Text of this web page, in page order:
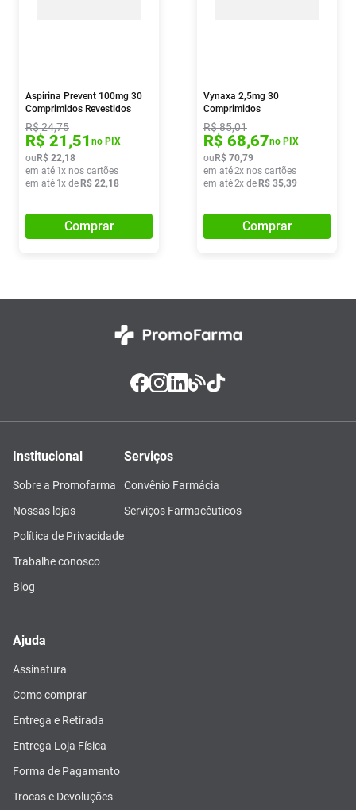
Aspirina Prevent 100mg 30
Comprimidos Revestidos
R$24,75
R$ 21,51 no PIX
ou R$ 22,18
em até 1x nos cartões
em até 1x de R$ 22,18
Comprar
Vynaxa 2,5mg 30
Comprimidos
R$85,01
R$ 68,67no PIX
ou R$ 70,79
em até2x nos cartões
em até2x de R$ 35,39
Comprar
Institucional
Sobre a Promofarma
Nossas lojas
Política de Privacidade
Trabalhe conosco
Blog
Serviços
Convênio Farmácia
Serviços Farmacêuticos
Ajuda
Assinatura
Como comprar
Entrega e Retirada
Entrega Loja Física
Forma de Pagamento
Trocas e Devoluções